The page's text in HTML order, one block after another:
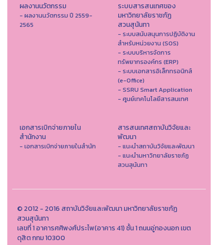
ผลงานนวัตกรรม
- ผลงานนวัตกรรม ปี 2559-
2565
ระบบสารสนเทศของ
มหาวิทยาลัยราชภัฏ
สวนสุนันทา
- ระบบสนับสนุนการปฏิบัติงาน
สำหรับหน่วยงาน (SOS)
- ระบบบริหารจัดการ
ทรัพยากรองค์กร (ERP)
- ระบบเอกสารอิเล็กทรอนิกส์
(e-Office)
- SSRU Smart Application
- ศูนย์เทคโนโลยีสารสนเทศ
เอกสารเบิกจ่ายภายใน
สำนักงาน
- เอกสารเบิกจ่ายภายในสำนัก
สารสนเทศสถาบันวิจัยและ
พัฒนา
- แนะนำสถาบันวิจัยและพัฒนา
- แนะนำมหาวิทยาลัยราชภัฏ
สวนสุนันทา
© 2012 - 2016 สถาบันวิจัยและพัฒนา มหาวิทยาลัยราชภัฏ
สวนสุนันทา
เลขที่ 1 อาคารศศิพงศ์ประไพ(อาคาร 41) ชั้น 1 ถนนอู่ทองนอก เขต
ดุสิต กทม 10300